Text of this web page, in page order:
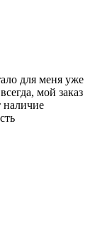
для меня уже
мой заказ
наличие